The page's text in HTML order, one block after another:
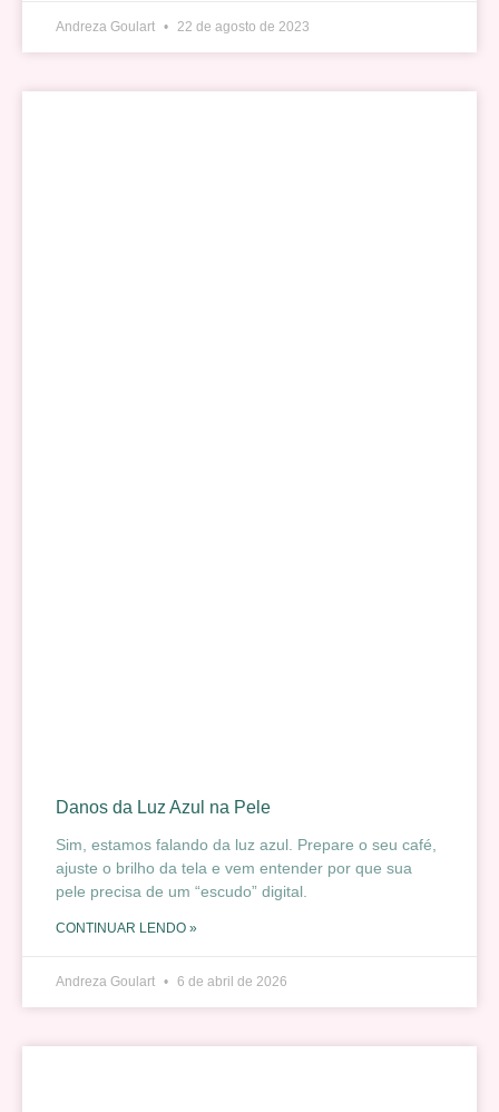
Andreza Goulart 22 de agosto de 2023
Danos da Luz Azul na Pele
Sim, estamos falando da luz azul. Prepare o seu café,
ajuste o brilho da tela e vem entender por que sua
pele precisa de um “escudo” digital.
CONTINUAR LENDO »
Andreza Goulart 6 de abril de 2026